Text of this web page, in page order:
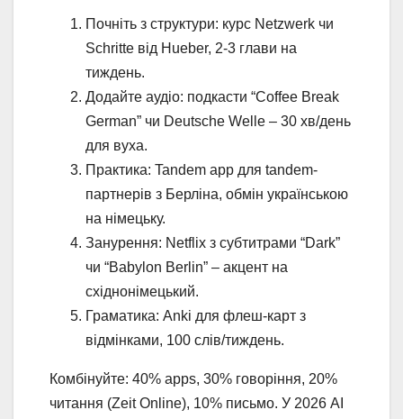
Почніть з структури: курс Netzwerk чи
Schritte від Hueber, 2-3 глави на
тиждень.
Додайте аудіо: подкасти “Coffee Break
German” чи Deutsche Welle – 30 хв/день
для вуха.
Практика: Tandem app для tandem-
партнерів з Берліна, обмін українською
на німецьку.
Занурення: Netflix з субтитрами “Dark”
чи “Babylon Berlin” – акцент на
східнонімецький.
Граматика: Anki для флеш-карт з
відмінками, 100 слів/тиждень.
Комбінуйте: 40% apps, 30% говоріння, 20%
читання (Zeit Online), 10% письмо. У 2026 AI